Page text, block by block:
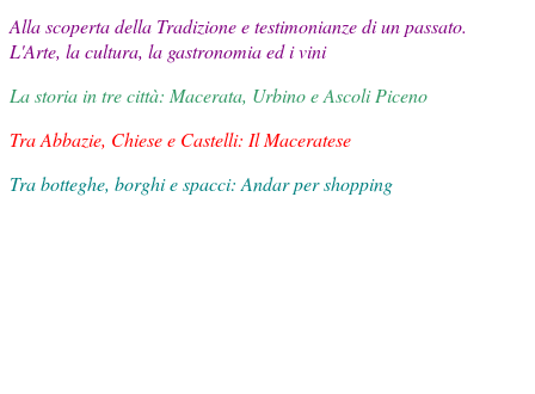
Alla scoperta della Tradizione e testimonianze di un passato.
L'Arte, la cultura, la gastronomia ed i vini
La storia in tre città: Macerata, Urbino e Ascoli Piceno
Tra Abbazie, Chiese e Castelli: Il Maceratese
Tra botteghe, borghi e spacci: Andar per shopping